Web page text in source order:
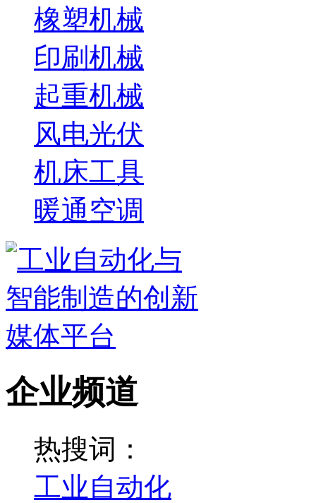
橡塑机械
印刷机械
起重机械
风电光伏
机床工具
暖通空调
企业频道
热搜词：
工业自动化